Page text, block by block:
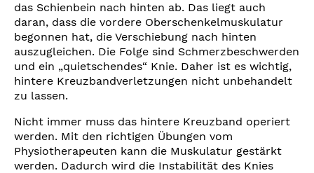
das Schienbein nach hinten ab. Das liegt auch
daran, dass die vordere Oberschenkelmuskulatur
begonnen hat, die Verschiebung nach hinten
auszugleichen. Die Folge sind Schmerzbeschwerden
und ein „quietschendes“ Knie. Daher ist es wichtig,
hintere Kreuzbandverletzungen nicht unbehandelt
zu lassen.
Nicht immer muss das hintere Kreuzband operiert
werden. Mit den richtigen Übungen vom
Physiotherapeuten kann die Muskulatur gestärkt
werden. Dadurch wird die Instabilität des Knies